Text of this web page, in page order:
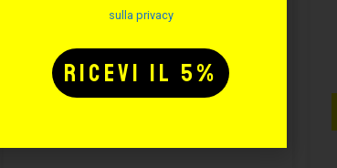
Cod.
Da 1.55 €
sulla privacy